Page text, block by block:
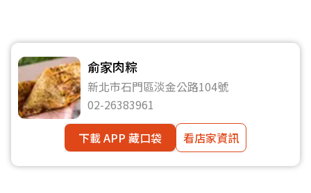
俞家肉粽
新北市石門區淡金公路104號
02-26383961
下載 APP 藏口袋
看店家資訊